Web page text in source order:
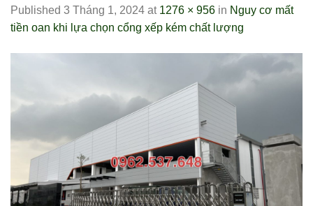
Published 3 Tháng 1, 2024 at 1276 × 956 in Nguy cơ mất
tiền oan khi lựa chọn cổng xếp kém chất lượng